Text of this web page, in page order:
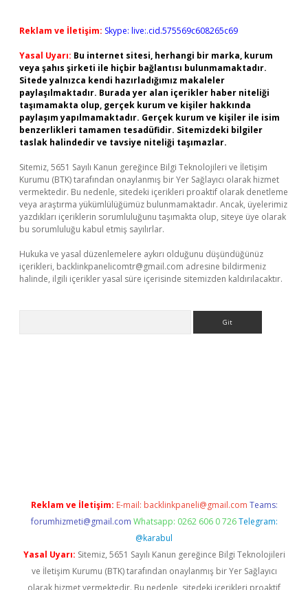
Reklam ve İletişim: Skype: live:.cid.575569c608265c69
Yasal Uyarı: Bu internet sitesi, herhangi bir marka, kurum
veya şahıs şirketi ile hiçbir bağlantısı bulunmamaktadır.
Sitede yalnızca kendi hazırladığımız makaleler
paylaşılmaktadır. Burada yer alan içerikler haber niteliği
taşımamakta olup, gerçek kurum ve kişiler hakkında
paylaşım yapılmamaktadır. Gerçek kurum ve kişiler ile isim
benzerlikleri tamamen tesadüfidir. Sitemizdeki bilgiler
taslak halindedir ve tavsiye niteliği taşımazlar.
Sitemiz, 5651 Sayılı Kanun gereğince Bilgi Teknolojileri ve İletişim
Kurumu (BTK) tarafından onaylanmış bir Yer Sağlayıcı olarak hizmet
vermektedir. Bu nedenle, sitedeki içerikleri proaktif olarak denetleme
veya araştırma yükümlülüğümüz bulunmamaktadır. Ancak, üyelerimiz
yazdıkları içeriklerin sorumluluğunu taşımakta olup, siteye üye olarak
bu sorumluluğu kabul etmiş sayılırlar.
Hukuka ve yasal düzenlemelere aykırı olduğunu düşündüğünüz
içerikleri, backlinkpanelicomtr@gmail.com adresine bildirmeniz
halinde, ilgili içerikler yasal süre içerisinde sitemizden kaldırılacaktır.
Reklam ve İletişim: E-mail: backlinkpaneli@gmail.com Teams:
forumhizmeti@gmail.com Whatsapp: 0262 606 0 726 Telegram:
@karabul
Yasal Uyarı: Sitemiz, 5651 Sayılı Kanun gereğince Bilgi Teknolojileri
ve İletişim Kurumu (BTK) tarafından onaylanmış bir Yer Sağlayıcı
olarak hizmet vermektedir. Bu nedenle, sitedeki içerikleri proaktif